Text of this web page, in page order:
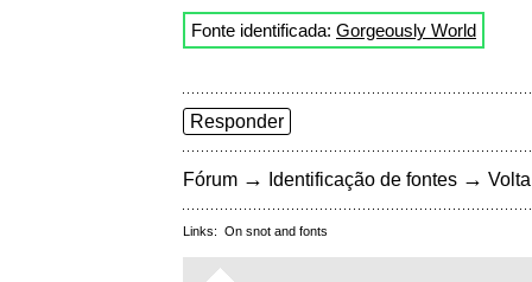
Fonte identificada: Gorgeously World
Responder
Fórum → Identificação de fontes →
Links: On snot and fonts